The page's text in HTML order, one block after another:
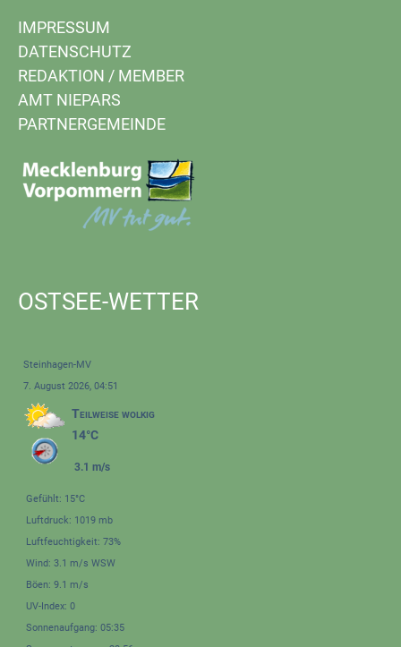
IMPRESSUM
DATENSCHUTZ
REDAKTION / MEMBER
AMT NIEPARS
PARTNERGEMEINDE
OSTSEE-WETTER
Steinhagen-MV
7. August 2026, 04:51
Teilweise wolkig
14°C
3.1 m/s
Gefühlt: 15°C
Luftdruck: 1019 mb
Luftfeuchtigkeit: 73%
Wind: 3.1 m/s WSW
Böen: 9.1 m/s
UV-Index: 0
Sonnenaufgang: 05:35